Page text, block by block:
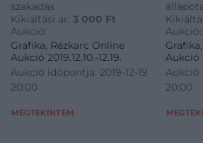
szakadás
Kikiáltási ár: 3 000 Ft
Aukció:
Grafika, Rézkarc Online
Aukció 2019.12.10.-12.19.
Aukció időpontja: 2019-12-19
20:00
MEGTEKINTEM
ERIKA
Aukció:
Aukció
Aukció
20:00